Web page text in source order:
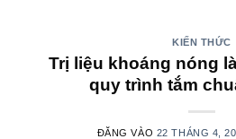
KIẾN THỨC
Trị liệu khoáng nóng
quy trình tắm
ĐĂNG VÀO 22 THÁNG 4,